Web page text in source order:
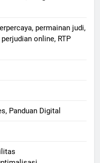
permainan judi,
online, RTP
Panduan Digital